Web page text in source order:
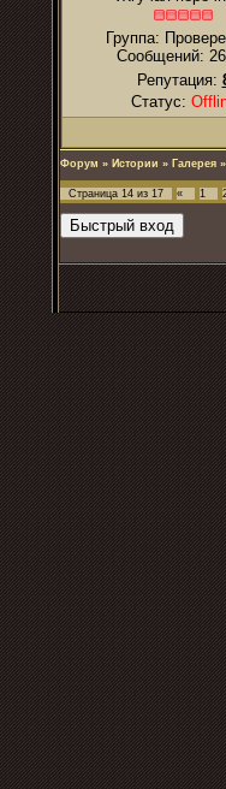
Группа:
Сообщений:
Репутация:
Статус:
Форум » Истории » Галерея »
Страница 14 из 17 « 1